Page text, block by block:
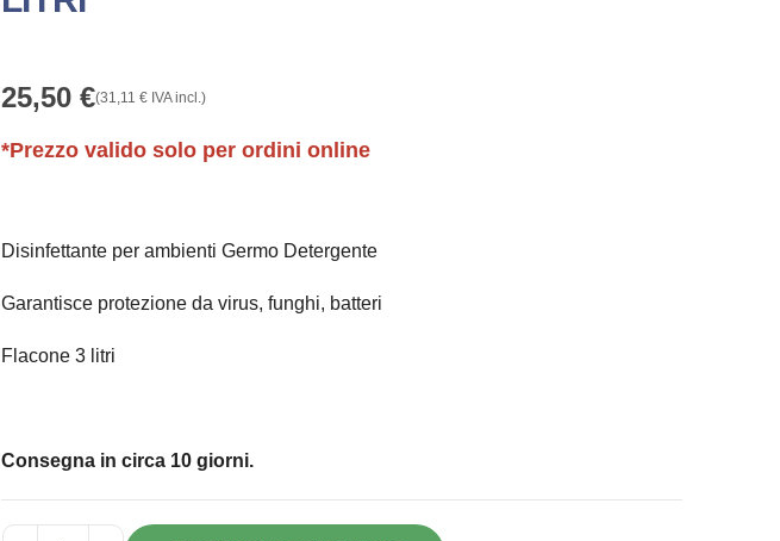
25,50 €(31,11 €IVA incl.)
*Prezzo valido solo per ordini online
Disinfettante per ambienti Germo Detergente
Garantisce protezione da virus, funghi, batteri
Flacone 3 litri
Consegna in circa 10 giorni.